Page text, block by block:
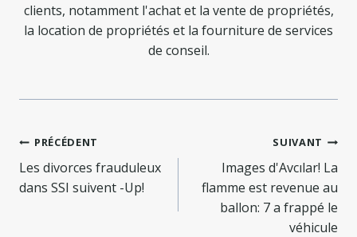
clients, notamment l'achat et la vente de propriétés,
la location de propriétés et la fourniture de services
de conseil.
Navigation
de
l’article
PRÉCÉDENT
Les divorces frauduleux
dans SSI suivent -Up!
SUIVANT
Images d'Avcılar! La
flamme est revenue au
ballon: 7 a frappé le
véhicule